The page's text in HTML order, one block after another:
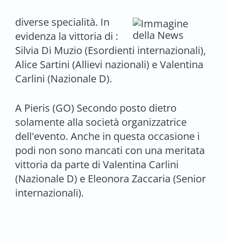
diverse specialità. In
evidenza la vittoria di :
Silvia Di Muzio (Esordienti internazionali),
Alice Sartini (Allievi nazionali) e Valentina
Carlini (Nazionale D).
A Pieris (GO) Secondo posto dietro
solamente alla società organizzatrice
dell'evento. Anche in questa occasione i
podi non sono mancati con una meritata
vittoria da parte di Valentina Carlini
(Nazionale D) e Eleonora Zaccaria (Senior
internazionali).